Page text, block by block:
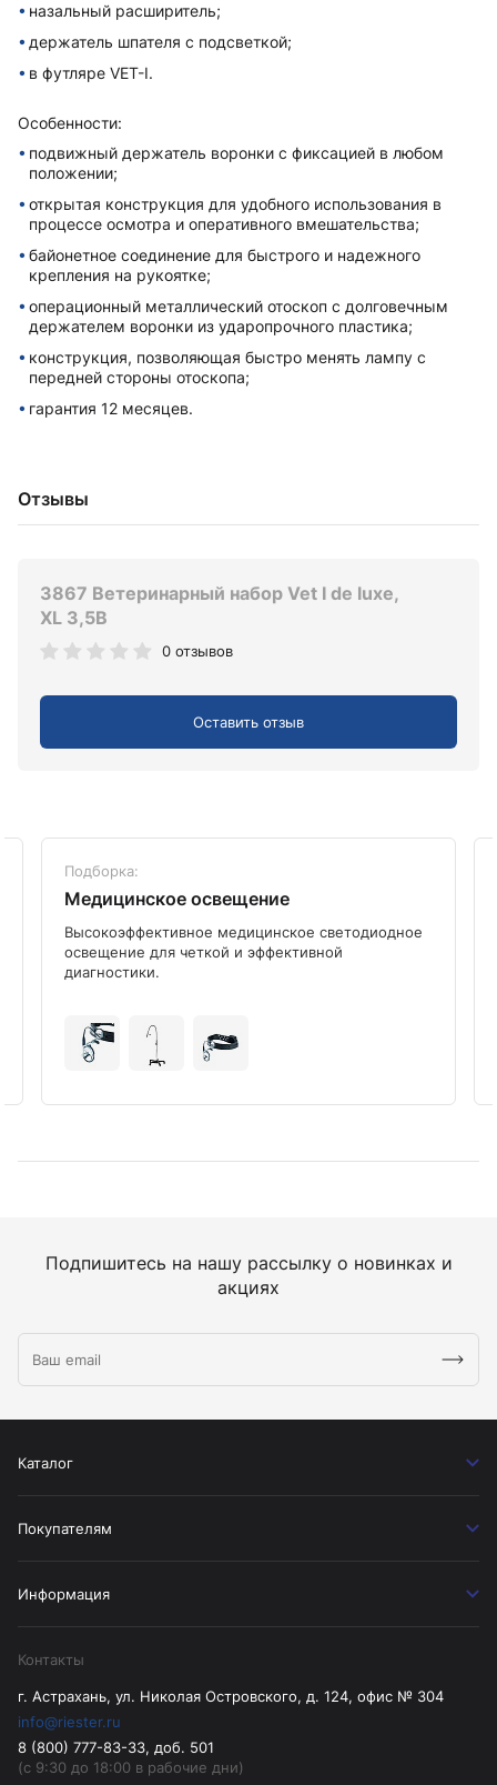
назальный расширитель;
держатель шпателя с подсветкой;
в футляре VET-I.
Особенности:
подвижный держатель воронки с фиксацией в любом
положении;
открытая конструкция для удобного использования в
процессе осмотра и оперативного вмешательства;
байонетное соединение для быстрого и надежного
крепления на рукоятке;
операционный металлический отоскоп с долговечным
держателем воронки из ударопрочного пластика;
конструкция, позволяющая быстро менять лампу с
передней стороны отоскопа;
гарантия 12 месяцев.
Отзывы
3867 Ветеринарный набор Vet I de luxe,
XL 3,5В
0 отзывов
Оставить отзыв
Подборка:
Медицинское освещение
Высокоэффективное медицинское светодиодное
освещение для четкой и эффективной
диагностики.
Подпишитесь на нашу рассылку о новинках и
акциях
Каталог
Покупателям
Информация
Контакты
г. Астрахань, ул. Николая Островского, д. 124, офис № 304
info@riester.ru
8 (800) 777-83-33, доб. 501
(с 9:30 до 18:00 в рабочие дни)